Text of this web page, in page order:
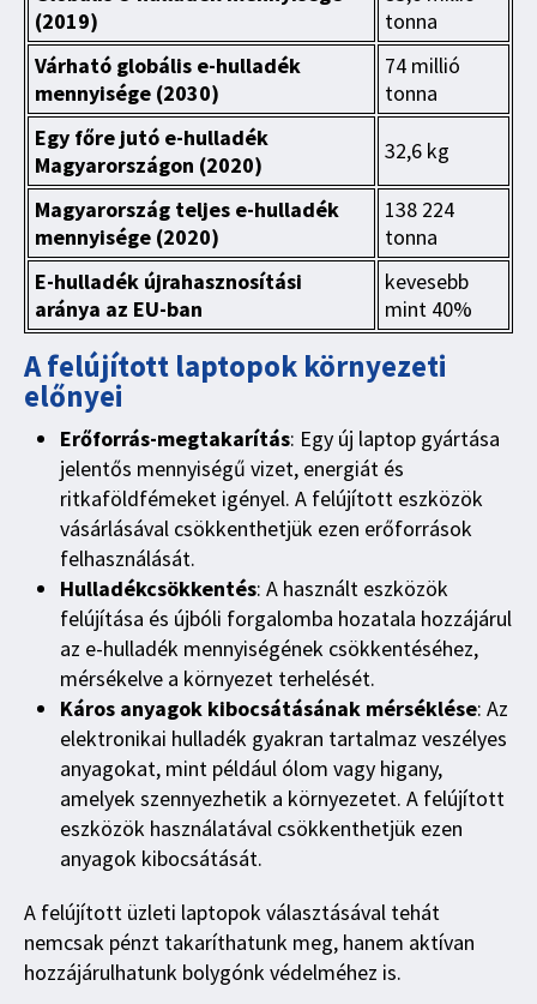
(2019)
tonna
Várható globális e-hulladék
mennyisége (2030)
74 millió
tonna
Egy főre jutó e-hulladék
Magyarországon (2020)
32,6 kg
Magyarország teljes e-hulladék
mennyisége (2020)
138 224
tonna
E-hulladék újrahasznosítási
aránya az EU-ban
kevesebb
mint 40%
A felújított laptopok környezeti
előnyei
Erőforrás-megtakarítás: Egy új laptop gyártása
jelentős mennyiségű vizet, energiát és
ritkaföldfémeket igényel. A felújított eszközök
vásárlásával csökkenthetjük ezen erőforrások
felhasználását.
Hulladékcsökkentés: A használt eszközök
felújítása és újbóli forgalomba hozatala hozzájárul
az e-hulladék mennyiségének csökkentéséhez,
mérsékelve a környezet terhelését.
Káros anyagok kibocsátásának mérséklése: Az
elektronikai hulladék gyakran tartalmaz veszélyes
anyagokat, mint például ólom vagy higany,
amelyek szennyezhetik a környezetet. A felújított
eszközök használatával csökkenthetjük ezen
anyagok kibocsátását.
A felújított üzleti laptopok választásával tehát
nemcsak pénzt takaríthatunk meg, hanem aktívan
hozzájárulhatunk bolygónk védelméhez is.